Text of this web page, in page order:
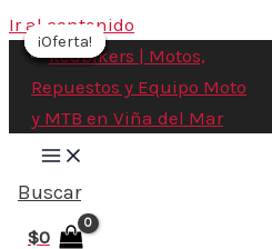
Ir al contenido
Buscar
$0
¡Oferta!
¡Oferta!
¡Oferta!
¡Oferta!
¡Oferta!
¡Oferta!
¡Oferta!